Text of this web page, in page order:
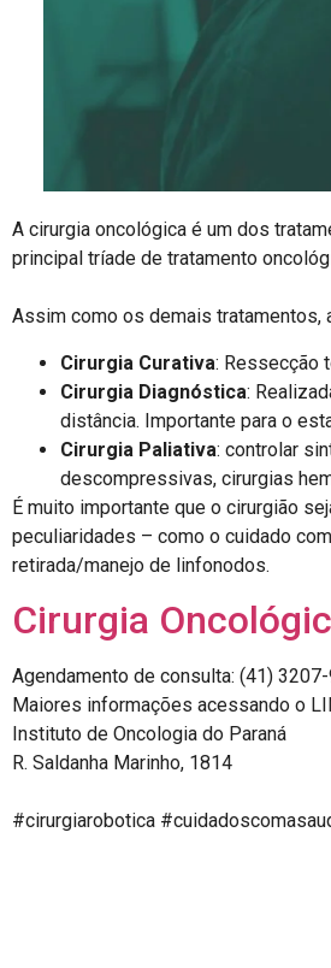
A cirurgia oncológica é um dos
principal tríade de tratamento
Assim como os demais tratamentos,
Cirurgia Curativa: Ressecção
Cirurgia Diagnóstica:
distância. Importante para o
Cirurgia Paliativa: controlar
descompressivas, cirurgias
É muito importante que o cirurgião
peculiaridades – como o cuidado
retirada/manejo de linfonodos.
Cirurgia
Agendamento de consulta: (41)
Maiores informações acessando o
Instituto de Oncologia do
R. Saldanha Marinho, 1814⠀⠀⠀⠀⠀⠀⠀
#cirurgiarobotica